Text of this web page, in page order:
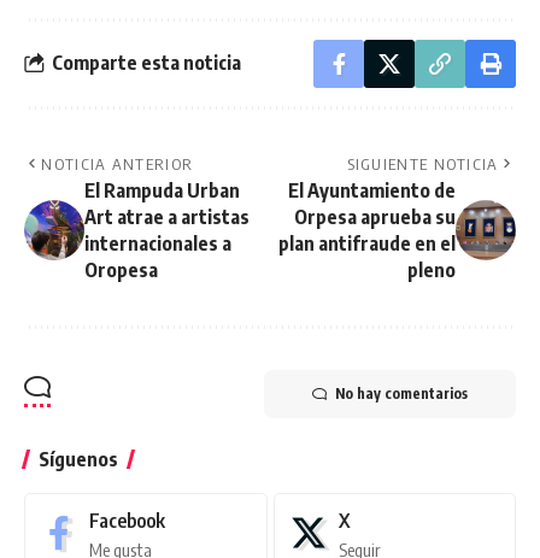
Comparte esta noticia
NOTICIA ANTERIOR
El Rampuda Urban
Art atrae a artistas
internacionales a
Oropesa
SIGUIENTE NOTICIA
El Ayuntamiento de
Orpesa aprueba su
plan antifraude en el
pleno
No hay comentarios
Síguenos
Facebook
Me gusta
X
Seguir